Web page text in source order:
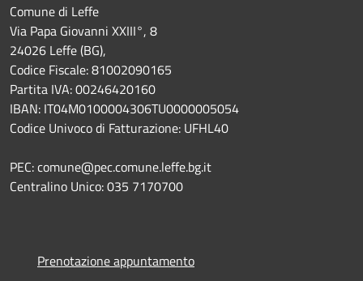
Comune di Leffe
Via Papa Giovanni XXIII°, 8
24026 Leffe (BG),
Codice Fiscale: 81002090165
Partita IVA: 00246420160
IBAN: IT04M0100004306TU0000005054
Codice Univoco di Fatturazione: UFHL40
PEC: comune@pec.comune.leffe.bg.it
Centralino Unico: 035 7170700
Prenotazione appuntamento